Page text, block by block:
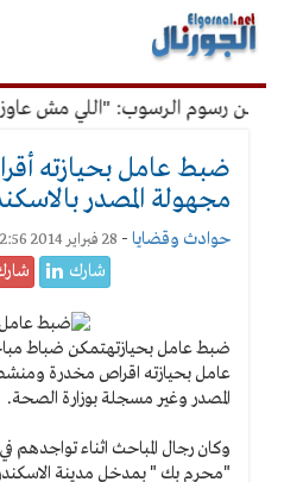
القائمة
الرئيسية
عن رسوم الرسوب: "اللي مش عاوز
ضبط عامل بحيازته
مجهولة المصدر
حوادث وقضايا - 28 فبراير 2014 12:56 م
شارك
ضبط عامل بحيازتهتمكن ضباط
عامل بحيازته اقراص مخدرة
المصدر وغير مسجلة بوزارة الصحة.
وكان رجال المباحث اثناء تواجدهم
"محرم بك " بمدخل مدينة